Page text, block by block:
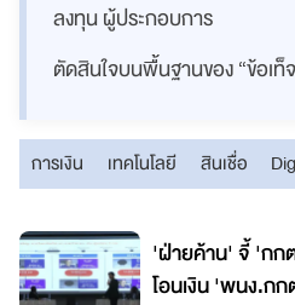
ลงทุน ผู้ประกอบการ
ตัดสินใจบนพื้นฐานของ “ข้อเท็จ
การเงิน เทคโนโลยี สินเชื่อ
'ฝ่ายค้าน' จี้ 'กก
โอนเงิน 'พนง.ก